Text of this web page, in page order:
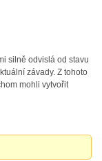
silně odvislá od stavu
závady. Z tohoto
mohli vytvořit